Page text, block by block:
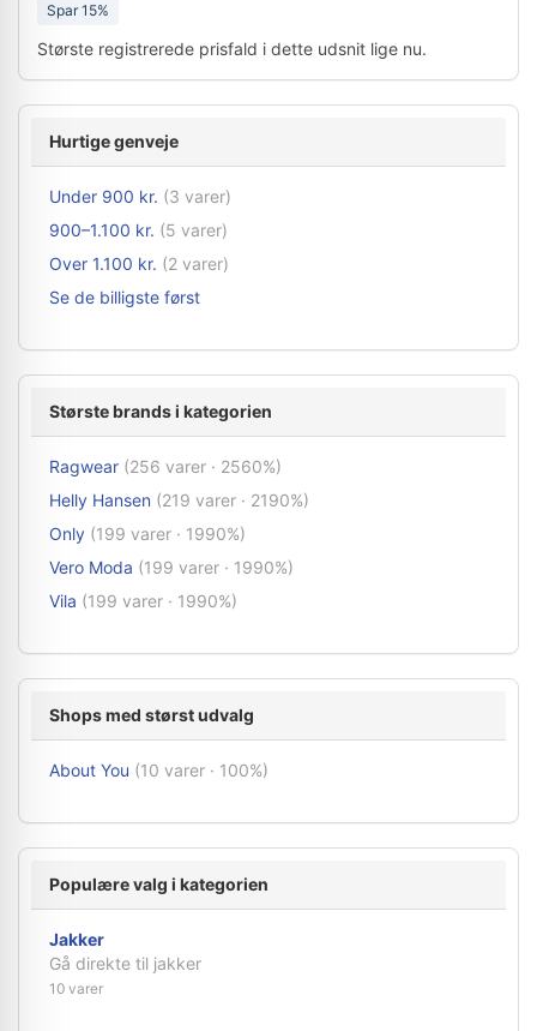
Spar 15%
Største registrerede prisfald i dette udsnit lige nu.
Hurtige genveje
Under 900 kr. (3 varer)
900–1.100 kr. (5 varer)
Over 1.100 kr. (2 varer)
Se de billigste først
Største brands i kategorien
Ragwear (256 varer · 2560%)
Helly Hansen (219 varer · 2190%)
Only (199 varer · 1990%)
Vero Moda (199 varer · 1990%)
Vila (199 varer · 1990%)
Shops med størst udvalg
About You (10 varer · 100%)
Populære valg i kategorien
Jakker
Gå direkte til jakker
10 varer